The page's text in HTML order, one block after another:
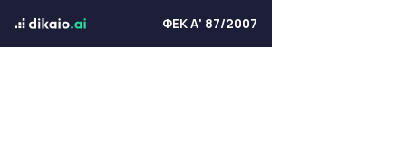
ΦΕΚ Α' 87/2007